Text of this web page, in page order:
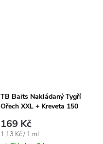
TB Baits Nakládaný Tygří
Ořech XXL + Kreveta 150
169 Kč
Měrná
1,13 Kč / 1 ml